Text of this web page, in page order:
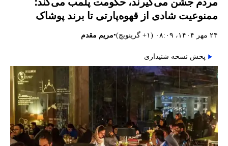
ممنوعیت شادی از قهوه‌پارتی تا برند پوشاک
۲۴ مهر ۱۴۰۴، ۰۸:۰۹ (‎+۱ گرینویچ) •مریم مقدم
پخش نسخه شنیداری